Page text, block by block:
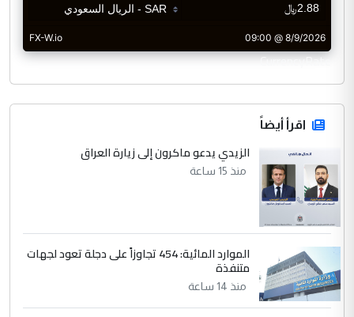
CurrencyRate
اقرأ أيضاً
الزيدي يدعو ماكرون إلى زيارة العراق
منذ 15 ساعة
الموارد المائية: 454 تجاوزاً على دجلة تعود لجهات
متنفذة
منذ 14 ساعة